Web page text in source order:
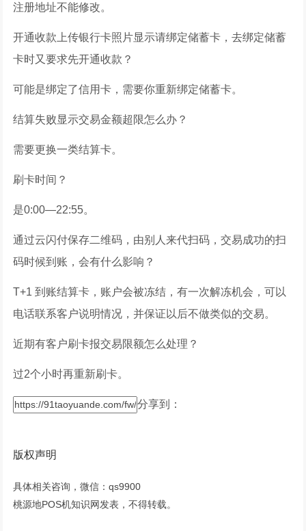
注册地址不能修改。
开通收款上传银行卡照片显示请绑定储蓄卡，去绑定储蓄
卡时又要求先开通收款？
可能是绑定了信用卡，需要你重新绑定储蓄卡。
结算失败显示交易金额超限怎么办？
需要更换一类结算卡。
刷卡时间？
是0:00—22:55。
通过云闪付保存二维码，由别人来代扫码，交易成功的扫
码时候到账，会有什么影响？
T+1 到账结算卡，账户会被冻结，有一次解冻机会，可以
电话联系客户说明情况，并保证以后不做类似的交易。
近期有客户刷卡报交易限额怎么处理？
过2个小时再重新刷卡。
分享到：
版权声明
具体相关咨询，微信：qs9900
桃源地POS机知识网发表，不得转载。